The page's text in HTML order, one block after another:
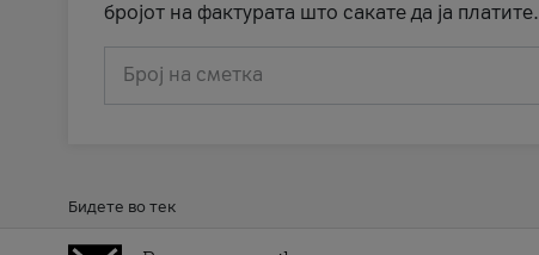
бројот на фактурата што сакате да ја платите.
Број на сметка
Бидете во тек